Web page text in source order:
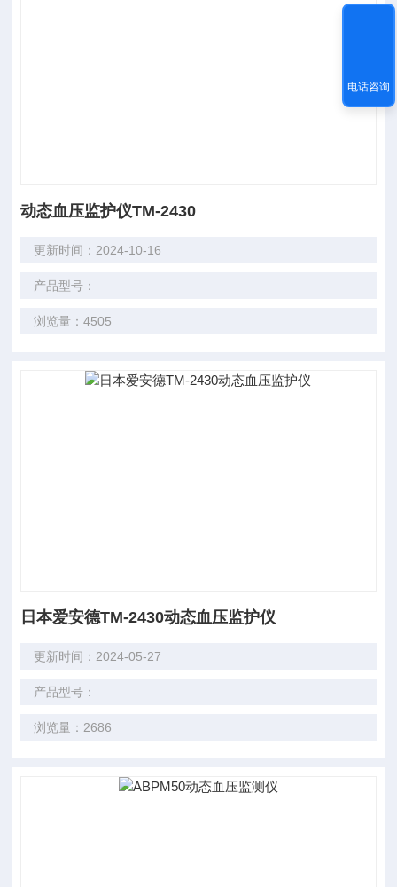
动态血压监护仪TM-2430
更新时间：2024-10-16
产品型号：
浏览量：4505
日本爱安德TM-2430动态血压监护仪
更新时间：2024-05-27
产品型号：
浏览量：2686
电话咨询